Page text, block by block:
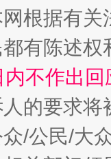
根据有
有陈述
不作出
的要求将
/公民/大